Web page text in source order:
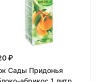
₽
Сады Придонья